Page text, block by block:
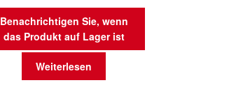
Benachrichtigen Sie, wenn
das Produkt auf Lager ist
Weiterlesen